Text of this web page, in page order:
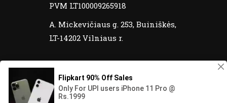
PVM LT100009265918
A. Mickevičiaus g. 253, Buiniškės,
LT-14202 Vilniaus r.